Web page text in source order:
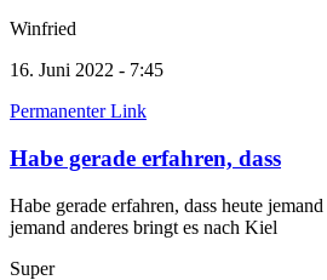
Winfried
16. Juni 2022 - 7:45
Permanenter Link
Habe gerade erfahren, dass
Habe gerade erfahren, dass heute
jemand anderes bringt es nach Kiel
Super